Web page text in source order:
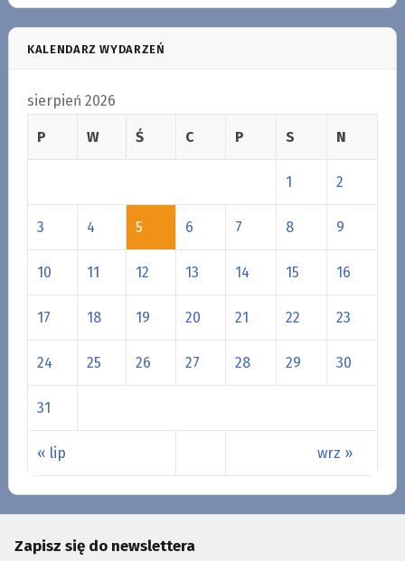
KALENDARZ WYDARZEŃ
sierpień 2026
P W Ś C P S N
« lip wrz »
1 2
3 4 5 6 7 8 9
10 11 12 13 14 15 16
17 18 19 20 21 22 23
24 25 26 27 28 29 30
31
Zapisz się do newslettera